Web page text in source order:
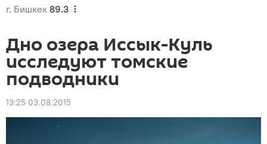
г. Бишкек 89.3
Дно озера Иссык-Куль
исследуют томские
подводники
13:25 03.08.2015